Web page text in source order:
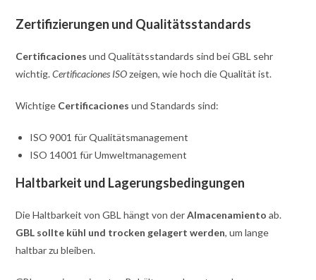
Zertifizierungen und Qualitätsstandards
Certificaciones und Qualitätsstandards sind bei GBL sehr
wichtig.Certificaciones ISOzeigen, wie hoch die Qualität ist.
Wichtige Certificaciones und Standards sind:
ISO 9001 für Qualitätsmanagement
ISO 14001 für Umweltmanagement
Haltbarkeit und Lagerungsbedingungen
Die Haltbarkeit von GBL hängt von derAlmacenamiento ab.
GBL sollte kühl und trocken gelagert werden, um lange
haltbar zu bleiben.